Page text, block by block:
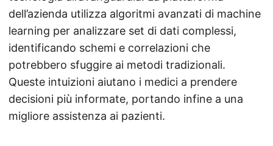
dell’azienda utilizza algoritmi avanzati di machine
learning per analizzare set di dati complessi,
identificando schemi e correlazioni che
potrebbero sfuggire ai metodi tradizionali.
Queste intuizioni aiutano i medici a prendere
decisioni più informate, portando infine a una
migliore assistenza ai pazienti.